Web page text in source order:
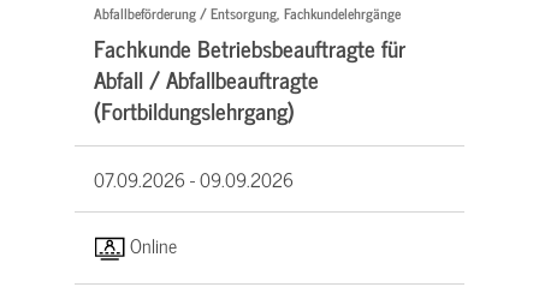
Abfallbeförderung / Entsorgung, Fachkundelehrgänge
Fachkunde Betriebsbeauftragte für
Abfall / Abfallbeauftragte
(Fortbildungslehrgang)
07.09.2026 -09.09.2026
Online